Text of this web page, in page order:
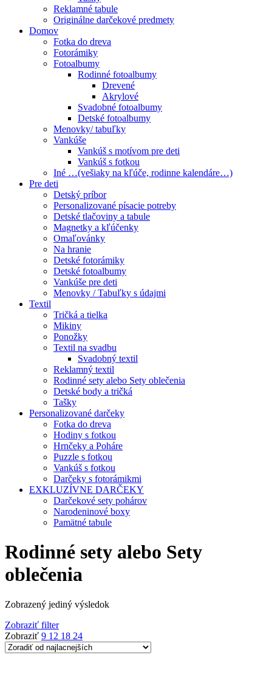
Reklamné tabule
Originálne darčekové predmety
Domov
Fotka do dreva
Fotorámiky
Fotoalbumy
Rodinné fotoalbumy
Drevené
Akrylové
Svadobné fotoalbumy
Detské fotoalbumy
Menovky/ tabuľky
Vankúše
Vankúš s motívom pre deti
Vankúš s fotkou
Iné …(vešiaky na kľúče, rodinne kalendáre…)
Pre deti
Detský príbor
Personalizované písacie potreby
Detské tlačoviny a tabule
Magnetky a kľúčenky
Omaľovánky
Na hranie
Detské fotorámiky
Detské fotoalbumy
Vankúše pre deti
Menovky / Tabuľky s údajmi
Textil
Tričká a tielka
Mikiny
Ponožky
Textil na svadbu
Svadobný textil
Reklamný textil
Rodinné sety alebo Sety oblečenia
Detské body a tričká
Tašky
Personalizované darčeky
Fotka do dreva
Hodiny s fotkou
Hrnčeky a Poháre
Puzzle s fotkou
Vankúš s fotkou
Darčeky s fotorámikmi
EXKLUZÍVNE DARČEKY
Darčekové sety pohárov
Narodeninové boxy
Pamätné tabule
Rodinné sety alebo Sety
oblečenia
Zobrazený jediný výsledok
Zobraziť filter
Zobraziť 9 12 18 24